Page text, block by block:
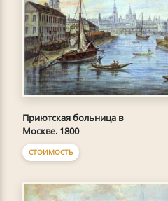
Приютская больница в
Москве. 1800
СТОИМОСТЬ